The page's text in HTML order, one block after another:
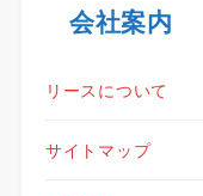
会社案内
リースについて
サイトマップ